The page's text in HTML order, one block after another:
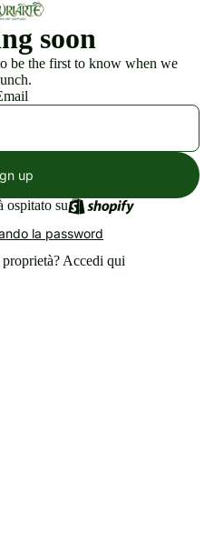
soon
be the first to know when we
up
ospitato su
la password
Accedi qui